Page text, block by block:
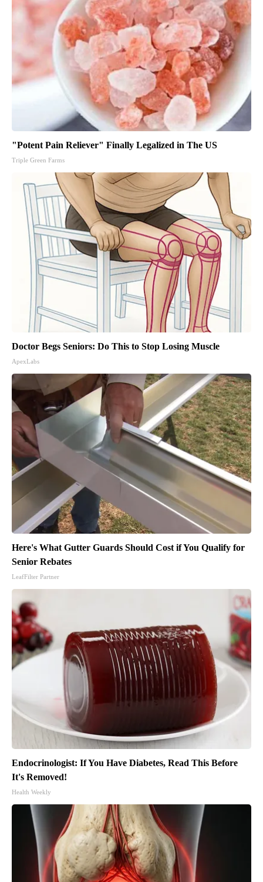
"Potent Pain Reliever" Finally Legalized in The US
Triple Green Farms
Doctor Begs Seniors: Do This to Stop Losing Muscle
ApexLabs
Here's What Gutter Guards Should Cost if You Qualify for
Senior Rebates
LeafFilter Partner
Endocrinologist: If You Have Diabetes, Read This Before
It's Removed!
Health Weekly